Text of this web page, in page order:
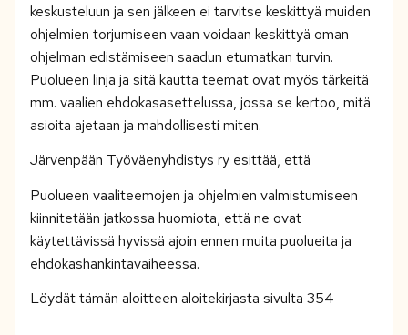
keskusteluun ja sen jälkeen ei tarvitse keskittyä muiden
ohjelmien torjumiseen vaan voidaan keskittyä oman
ohjelman edistämiseen saadun etumatkan turvin.
Puolueen linja ja sitä kautta teemat ovat myös tärkeitä
mm. vaalien ehdokasasettelussa, jossa se kertoo, mitä
asioita ajetaan ja mahdollisesti miten.
Järvenpään Työväenyhdistys ry esittää, että
Puolueen vaaliteemojen ja ohjelmien valmistumiseen
kiinnitetään jatkossa huomiota, että ne ovat
käytettävissä hyvissä ajoin ennen muita puolueita ja
ehdokashankintavaiheessa.
Löydät tämän aloitteen aloitekirjasta sivulta 354